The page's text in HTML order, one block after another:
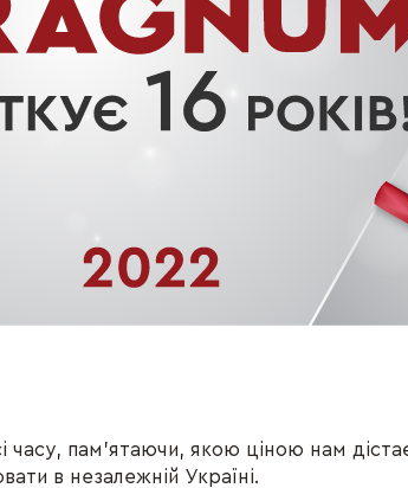
пам’ятаючи, якою ціною нам
в незалежній Україні.